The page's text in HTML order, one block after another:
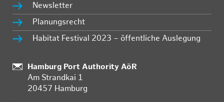
Newsletter
Planungsrecht
Habitat Festival 2023 – öffentliche Auslegung
Standort:
Hamburg Port Authority AöR
Am Strandkai 1
20457 Hamburg